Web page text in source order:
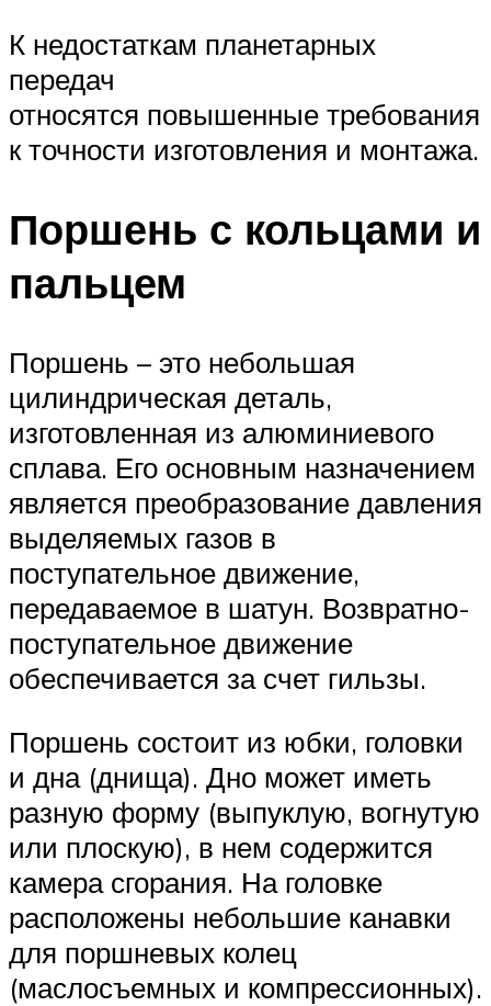
К недостаткам планетарных
передач
относятся повышенные требования
к точности изготовления и монтажа.
Поршень с кольцами и
пальцем
Поршень – это небольшая
цилиндрическая деталь,
изготовленная из алюминиевого
сплава. Его основным назначением
является преобразование давления
выделяемых газов в
поступательное движение,
передаваемое в шатун. Возвратно-
поступательное движение
обеспечивается за счет гильзы.
Поршень состоит из юбки, головки
и дна (днища). Дно может иметь
разную форму (выпуклую, вогнутую
или плоскую), в нем содержится
камера сгорания. На головке
расположены небольшие канавки
для поршневых колец
(маслосъемных и компрессионных).